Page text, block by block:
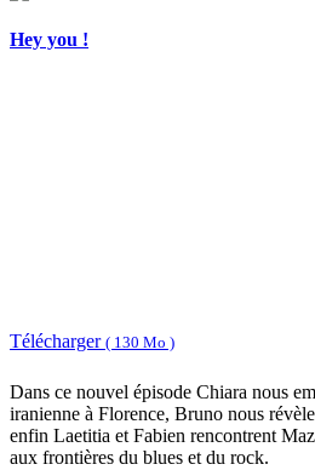
Hey you !
Télécharger ( 130 Mo )
Dans ce nouvel épisode Chiara nous
iranienne à Florence, Bruno nous
enfin Laetitia et Fabien rencontrent
aux frontières du blues et du rock.